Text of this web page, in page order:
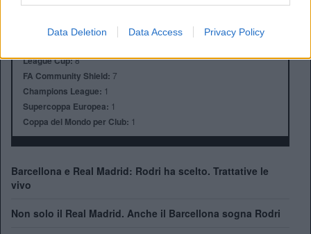
Data Deletion Data Access Privacy Policy
Premier League:10
League Cup:8
FA Community Shield: 7
Champions League: 1
Supercoppa Europea: 1
Coppa del Mondo per Club: 1
Barcellona e Real Madrid: Rodri ha scelto. Trattative le
vivo
Non solo il Real Madrid. Anche il Barcellona sogna Rodri